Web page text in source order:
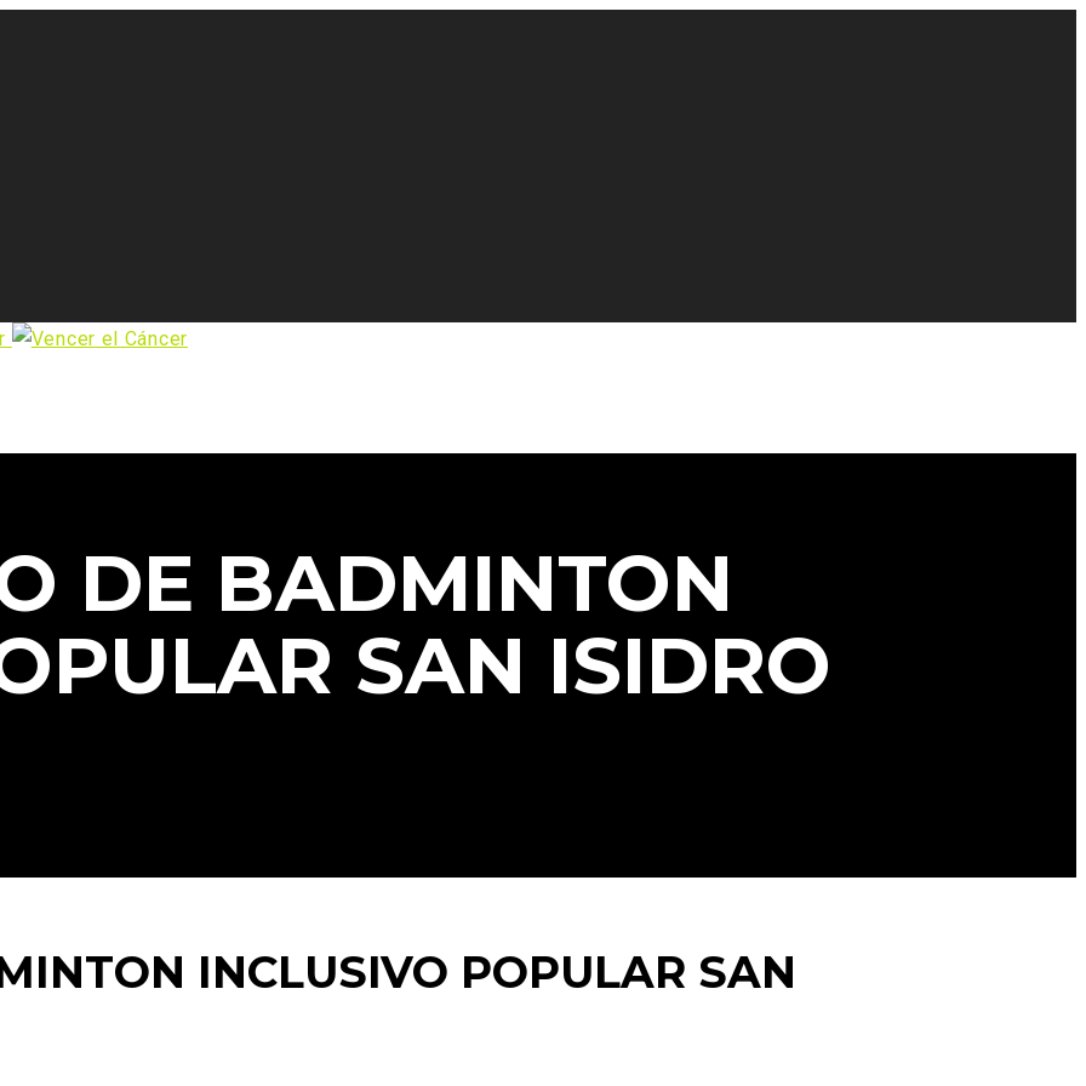
DE BADMINTON
SAN ISIDRO
INCLUSIVO POPULAR SAN